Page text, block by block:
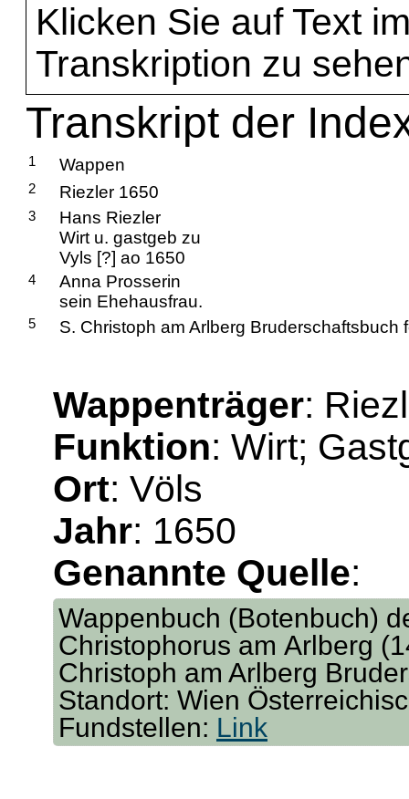
Klicken Sie auf Text
Transkription zu
Transkript der
1 Wappen
2 Riezler 1650
3
Hans Riezler
Wirt u. gastgeb zu
Vyls [?] ao 1650
4
Anna Prosserin
sein Ehehausfrau.
5 S. Christoph am Arlberg
Wappenträger:
Funktion: Wirt;
Ort: Völs
Jahr: 1650
Genannte Quelle:
Wappenbuch (Botenbuch)
Christophorus am Arlberg
Christoph am Arlberg
Standort: Wien
Fundstellen: Link